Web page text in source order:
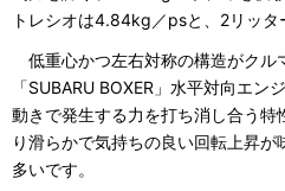
トレシオは4.84kg／psと、2リッタ
低重心かつ左右対称の構造がクル
「SUBARU BOXER」水平対向エ
動きで発生する力を打ち消し合う特
り滑らかで気持ちの良い回転上昇
多いです。